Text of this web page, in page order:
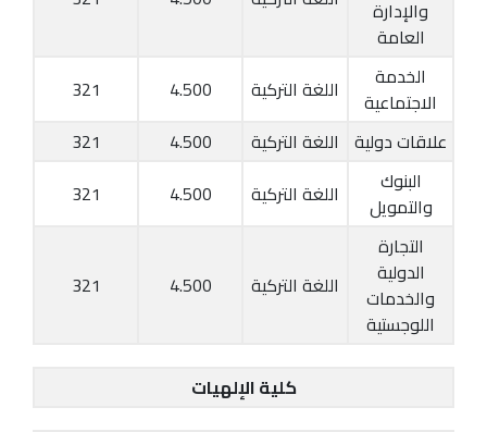
والإدارة
العامة
الخدمة
الاجتماعية
اللغة التركية 4.500
321
علاقات دولية اللغة التركية 4.500
321
البنوك
والتمويل
اللغة التركية 4.500
321
التجارة
الدولية
والخدمات
اللوجستية
اللغة التركية 4.500
321
كلية الإلهيات